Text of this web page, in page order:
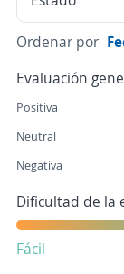
Ordenar por
Evaluación
Positiva
Neutral
Negativa
Dificultad de la
Fácil